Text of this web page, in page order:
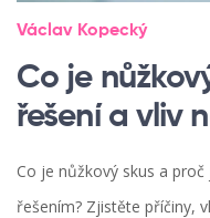
Václav Kopecký
Co je
řešení a vliv
Co je nůžkový skus a
řešením? Zjistěte příčiny,